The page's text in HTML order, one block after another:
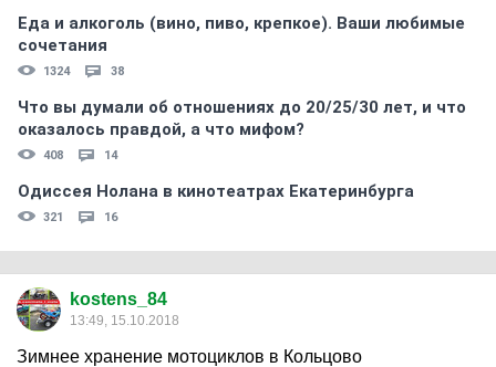
Еда и алкоголь (вино, пиво, крепкое). Ваши любимые
сочетания
1324 38
Что вы думали об отношениях до 20/25/30 лет, и что
оказалось правдой, а что мифом?
408 14
Одиссея Нолана в кинотеатрах Екатеринбурга
321 16
kostens_84
13:49, 15.10.2018
Зимнее хранение мотоциклов в Кольцово